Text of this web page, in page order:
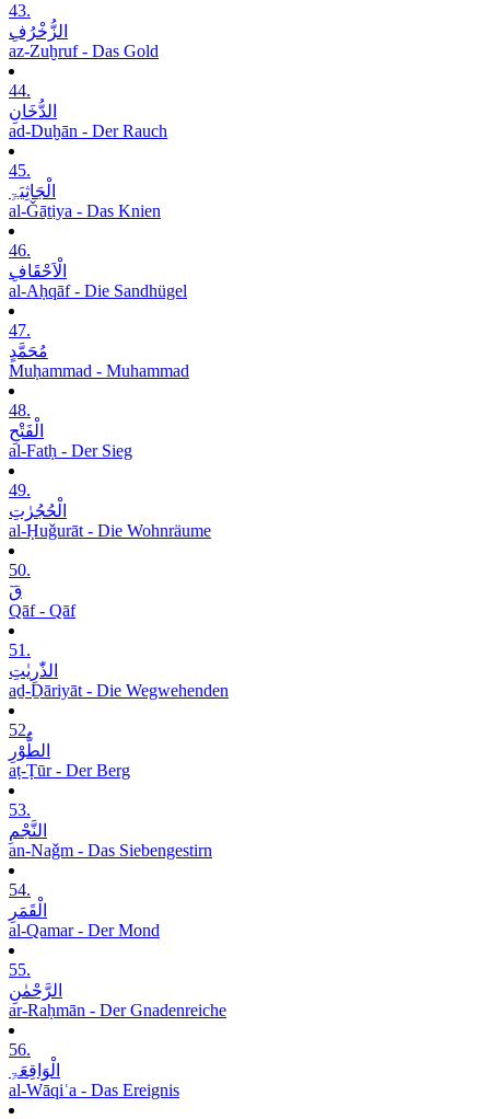
43.
الزُّخْرُفِ
az-Zuḫruf - Das Gold
44.
الدُّخَانِ
ad-Duḫān - Der Rauch
45.
الْجَاثِیَۃِ
al-Ǧāṯiya - Das Knien
46.
الْاَحْقَافِ
al-Aḥqāf - Die Sandhügel
47.
مُحَمَّدٍ
Muḥammad - Muhammad
48.
الْفَتْحِ
al-Fatḥ - Der Sieg
49.
الْحُجُرٰتِ
al-Ḥuǧurāt - Die Wohnräume
50.
قٓ
Qāf - Qāf
51.
الذّٰرِیٰتِ
aḏ-Ḏāriyāt - Die Wegwehenden
52.
الطُّوْرِ
aṭ-Ṭūr - Der Berg
53.
النَّجْمِ
an-Naǧm - Das Siebengestirn
54.
الْقَمَرِ
al-Qamar - Der Mond
55.
الرَّحْمٰنِ
ar-Raḥmān - Der Gnadenreiche
56.
الْوَاقِعَۃِ
al-Wāqiʿa - Das Ereignis